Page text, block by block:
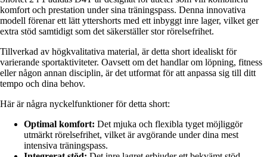
komfort och prestation under sina träningspass. Denna innovativa
modell förenar ett lätt yttershorts med ett inbyggt inre lager, vilket ger
extra stöd samtidigt som det säkerställer stor rörelsefrihet.
Tillverkad av högkvalitativa material, är detta short idealiskt för
varierande sportaktiviteter. Oavsett om det handlar om löpning, fitness
eller någon annan disciplin, är det utformat för att anpassa sig till ditt
tempo och dina behov.
Här är några nyckelfunktioner för detta short:
Optimal komfort: Det mjuka och flexibla tyget möjliggör
utmärkt rörelsefrihet, vilket är avgörande under dina mest
intensiva träningspass.